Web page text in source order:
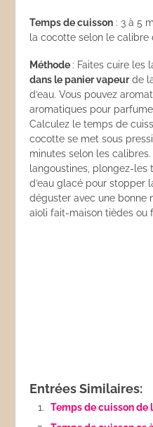
Temps de cuisson : 3 à 5
la cocotte selon le calibre
Méthode : Faites cuire les
dans le panier vapeurde
d’eau. Vous pouvez
aromatiques pour
Calculez le temps de
cocotte se met sous
minutes selon les
langoustines, plongez-
d’eau glacé pour stopper
déguster avec une bonne
aïoli fait-maison tièdes ou
Entrées Similaires:
Temps de cuisson de